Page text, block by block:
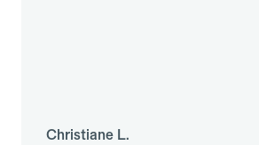
Christiane L.